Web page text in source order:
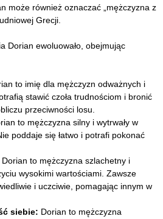
może również oznaczać „mężczyzna z
Grecji.
Dorian ewoluowało, obejmując
to imię dla mężczyzn odważnych i
stawić czoła trudnościom i bronić
przeciwności losu.
to mężczyzna silny i wytrwały w
poddaje się łatwo i potrafi pokonać
Dorian to mężczyzna szlachetny i
wysokimi wartościami. Zawsze
i uczciwie, pomagając innym w
siebie: Dorian to mężczyzna